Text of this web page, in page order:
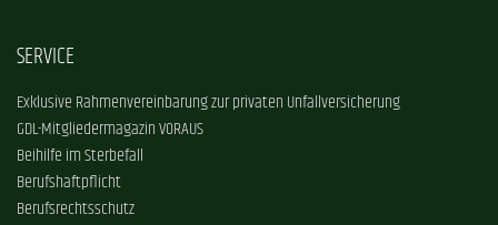
SERVICE
Exklusive Rahmenvereinbarung zur privaten Unfallversicherung
GDL-Mitgliedermagazin VORAUS
Beihilfe im Sterbefall
Berufshaftpflicht
Berufsrechtsschutz